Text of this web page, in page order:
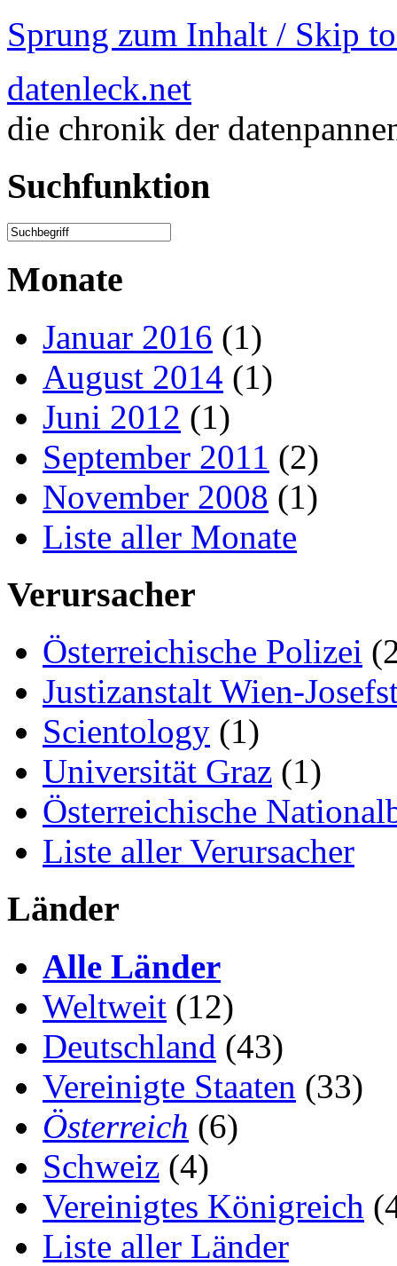
Sprung zum Inhalt / Skip
datenleck.net
die chronik der
Suchfunktion
Monate
Januar 2016 (1)
August 2014 (1)
Juni 2012 (1)
September 2011 (2)
November 2008 (1)
Liste aller Monate
Verursacher
Österreichische Polizei
Justizanstalt Wien-
Scientology (1)
Universität Graz (1)
Österreichische
Liste aller Verursacher
Länder
Alle Länder
Weltweit (12)
Deutschland (43)
Vereinigte Staaten (33)
Österreich (6)
Schweiz (4)
Vereinigtes Königreich
Liste aller Länder